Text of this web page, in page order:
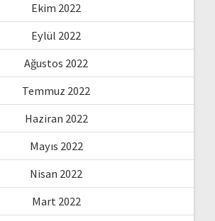
Ekim 2022
Eylül 2022
Ağustos 2022
Temmuz 2022
Haziran 2022
Mayıs 2022
Nisan 2022
Mart 2022